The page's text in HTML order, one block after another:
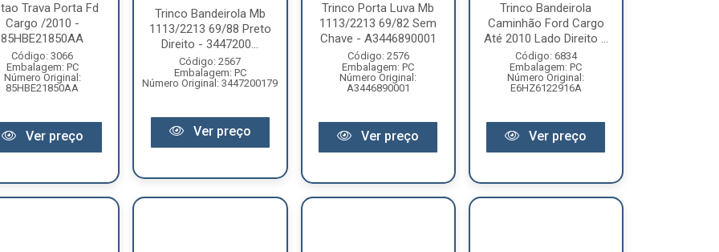
Trava Porta Fd
Cargo /2010 -
85HBE21850AA
Código: 3066
Embalagem: PC
Número Original:
85HBE21850AA
Ver preço
Trinco Bandeirola Mb
1113/2213 69/88 Preto
Direito - 3447200...
Código: 2567
Embalagem: PC
Número Original: 3447200179
Ver preço
Trinco Porta Luva Mb
1113/2213 69/82 Sem
Chave - A3446890001
Código: 2576
Embalagem: PC
Número Original:
A3446890001
Ver preço
Trinco Bandeirola
Caminhão Ford Cargo
Até 2010 Lado Direito ...
Código: 6834
Embalagem: PC
Número Original:
E6HZ6122916A
Ver preço